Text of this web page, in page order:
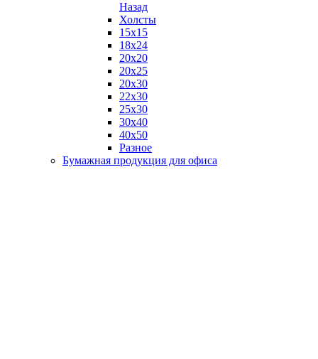
Назад
Холсты
15х15
18х24
20х20
20х25
20х30
22х30
25х30
30х40
40х50
Разное
Бумажная продукция для офиса